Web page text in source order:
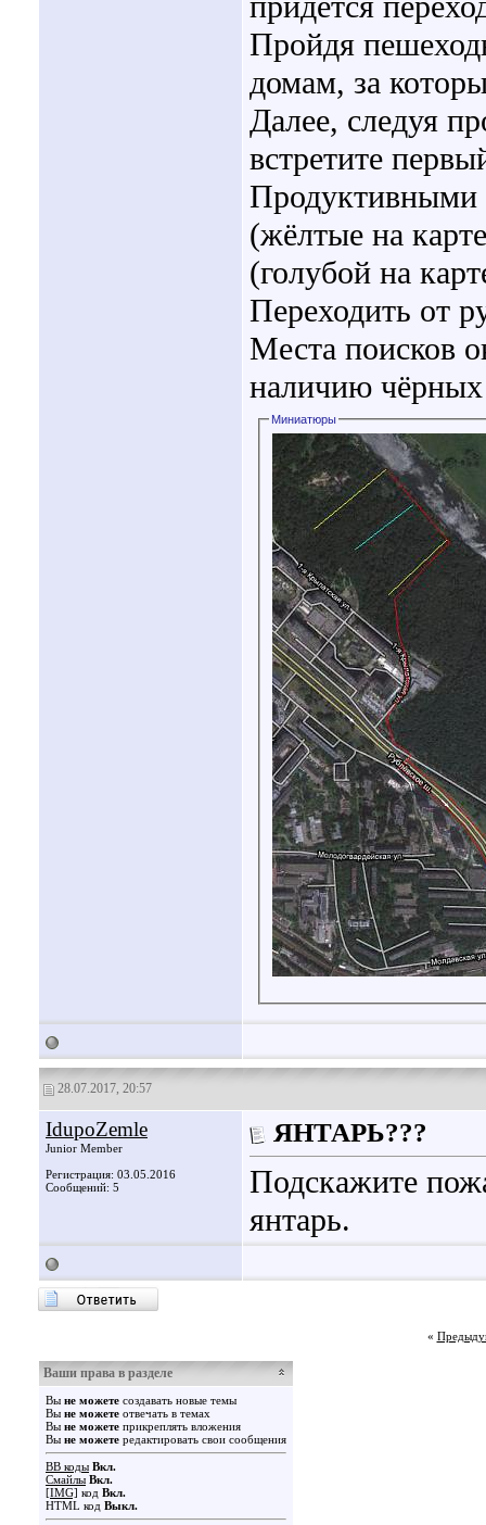
Пройдя
домам, за
Далее, следуя
встретите
Продуктивными
(жёлтые на
(голубой на
Переходить от
Места поисков
наличию чёрных
Миниатюры
28.07.2017, 20:57
IdupoZemle
Junior Member
Регистрация: 03.05.2016
Сообщений: 5
ЯНТАРЬ???
Подскажите
янтарь.
«
Ваши права в разделе
Вы не можете создавать новые темы
Вы не можете отвечать в темах
Вы не можете прикреплять вложения
Вы не можете редактировать свои сообщения
BB коды Вкл.
Смайлы Вкл.
[IMG] код Вкл.
HTML код Выкл.